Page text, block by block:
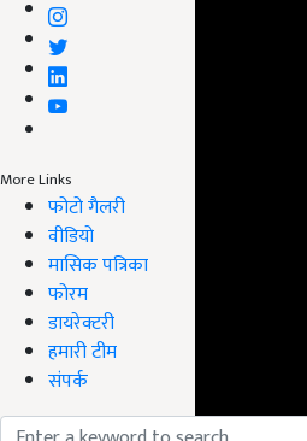
More Links
फोटो गैलरी
वीडियो
मासिक पत्रिका
फोरम
डायरेक्टरी
हमारी टीम
संपर्क